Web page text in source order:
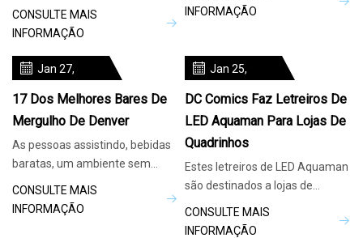
ótima maneira de exibir
CONSULTE MAIS
INFORMAÇÃO
INFORMAÇÃO
Jan 27,
17 Dos Melhores Bares De
Mergulho De Denver
As pessoas assistindo, bebidas
baratas, um ambiente sem
que você esteja
CONSULTE MAIS
INFORMAÇÃO
Jan 25,
DC Comics Faz Letreiros De
LED Aquaman Para Lojas De
Quadrinhos
Estes letreiros de LED Aquaman
são destinados a lojas de
CONSULTE MAIS
INFORMAÇÃO